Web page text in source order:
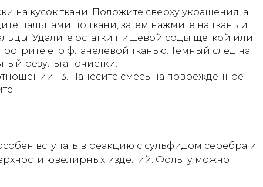
на кусок ткани. Положите сверху украшения, а
пальцами по ткани, затем нажмите на ткань и
Удалите остатки пищевой соды щеткой или
его фланелевой тканью. Темный след на
результат очистки.
1:3. Нанесите смесь на поврежденное
вступать в реакцию с сульфидом серебра и
ювелирных изделий. Фольгу можно